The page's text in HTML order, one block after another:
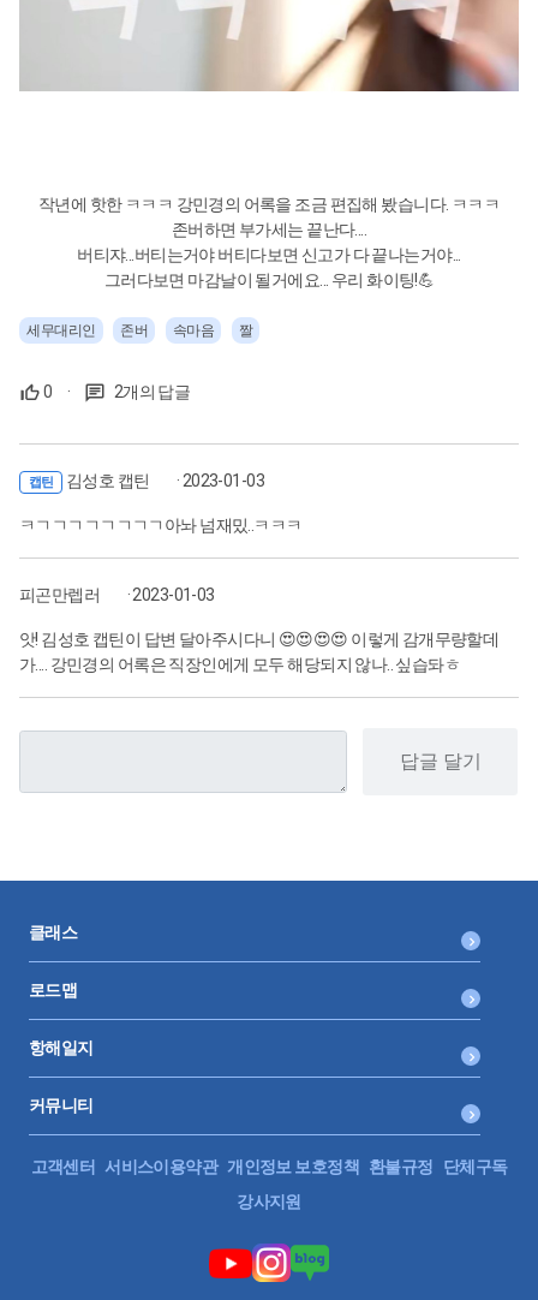
작년에 핫한 ㅋㅋㅋ 강민경의 어록을 조금 편집해 봤습니다. ㅋㅋㅋ
존버하면 부가세는 끝난다....
버티쟈...버티는거야 버티다보면 신고가 다 끝나는거야...
그러다보면 마감날이 될거에요... 우리 화이팅!💪
세무대리인 존버 속마음 짤
0 · 2개의 답글
캡틴 김성호 캡틴 · 2023-01-03
ㅋㄱㄱㄱㄱㄱㄱㄱㄱ아놔 넘재밌..ㅋㅋㅋ
피곤만렙러 · 2023-01-03
앗! 김성호 캡틴이 답변 달아주시다니 😍😍😍😍 이렇게 감개무량할데
가.... 강민경의 어록은 직장인에게 모두 해당되지 않나.. 싶습돠ㅎ
답글 달기
클래스
로드맵
항해일지
커뮤니티
고객센터 서비스이용약관 개인정보 보호정책 환불규정
단체구독
강사지원